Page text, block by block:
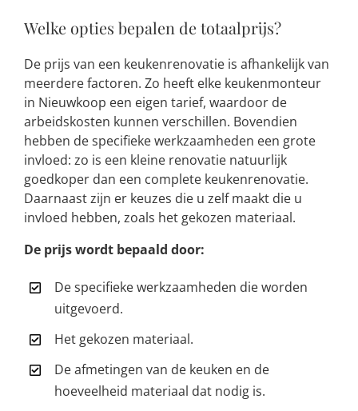
Welke opties bepalen de totaalprijs?
De prijs van een keukenrenovatie is afhankelijk van
meerdere factoren. Zo heeft elke keukenmonteur
in Nieuwkoop een eigen tarief, waardoor de
arbeidskosten kunnen verschillen. Bovendien
hebben de specifieke werkzaamheden een grote
invloed: zo is een kleine renovatie natuurlijk
goedkoper dan een complete keukenrenovatie.
Daarnaast zijn er keuzes die u zelf maakt die u
invloed hebben, zoals het gekozen materiaal.
De prijs wordt bepaald door:
De specifieke werkzaamheden die worden
uitgevoerd.
Het gekozen materiaal.
De afmetingen van de keuken en de
hoeveelheid materiaal dat nodig is.